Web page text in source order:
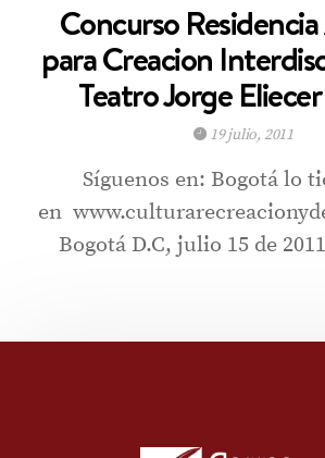
Concurso
para Creacion
Teatro Jorge
19 julio, 2011
Síguenos en: Bogotá lo
en
Bogotá D.C, julio 15 de